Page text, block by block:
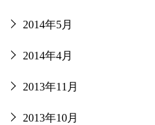
2014年5月
2014年4月
2013年11月
2013年10月